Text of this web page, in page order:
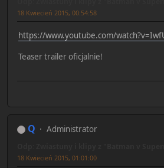
18 Kwiecień 2015, 00:54:58
https://www.youtube.com/
Teaser trailer oficjalnie!
Q Administrator
18 Kwiecień 2015, 01:01:00